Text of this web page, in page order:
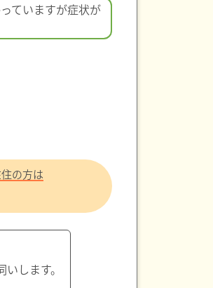
ていますが症状が
の方は
します。